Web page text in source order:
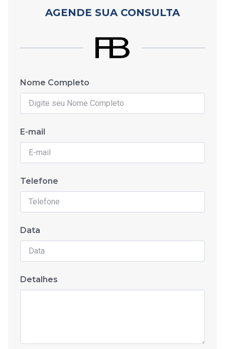
AGENDE SUA CONSULTA
Nome Completo
E-mail
Telefone
Data
Detalhes